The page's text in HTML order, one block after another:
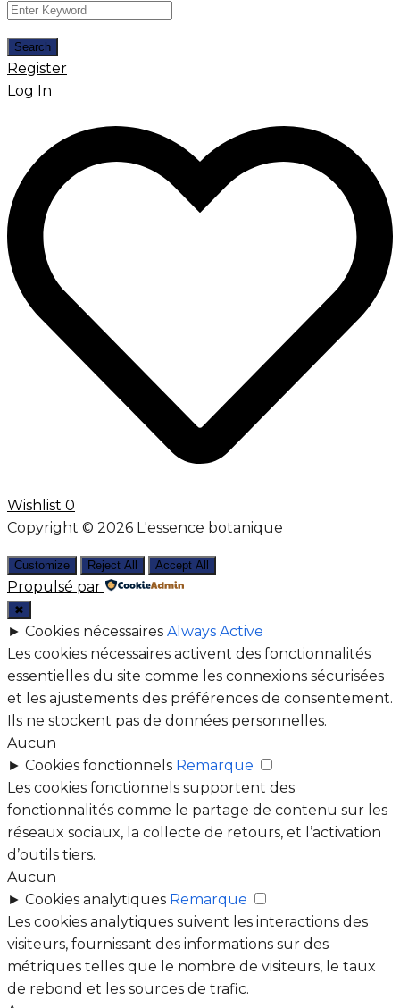
Register
Log In
Wishlist 0
Copyright © 2026 L'essence botanique
Customize Reject All Accept All
Propulsé par
✖
► Cookies nécessaires Always Active
Les cookies nécessaires activent des fonctionnalités
essentielles du site comme les connexions sécurisées
et les ajustements des préférences de consentement.
Ils ne stockent pas de données personnelles.
Aucun
► Cookies fonctionnels Remarque
Les cookies fonctionnels supportent des
fonctionnalités comme le partage de contenu sur les
réseaux sociaux, la collecte de retours, et l’activation
d’outils tiers.
Aucun
► Cookies analytiques Remarque
Les cookies analytiques suivent les interactions des
visiteurs, fournissant des informations sur des
métriques telles que le nombre de visiteurs, le taux
de rebond et les sources de trafic.